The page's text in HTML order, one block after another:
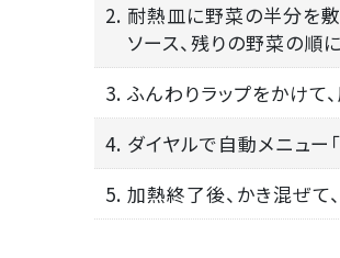
2. 耐熱皿に野菜の半分を敷
ソース、残りの野菜の順
3. ふんわりラップをかけて
4. ダイヤルで自動メニュー
5. 加熱終了後、かき混ぜて